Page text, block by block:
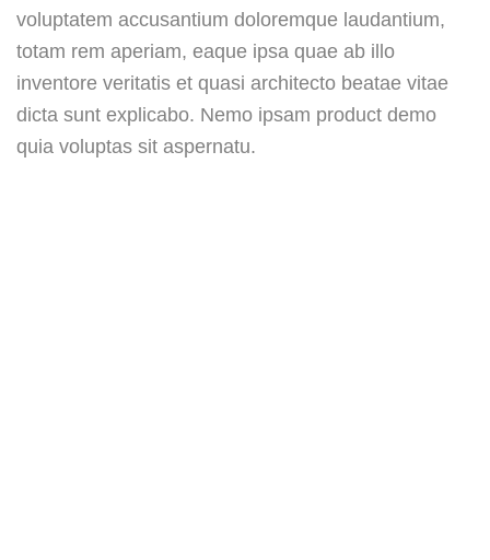
voluptatem accusantium doloremque laudantium,
totam rem aperiam, eaque ipsa quae ab illo
inventore veritatis et quasi architecto beatae vitae
dicta sunt explicabo. Nemo ipsam product demo
quia voluptas sit aspernatu.